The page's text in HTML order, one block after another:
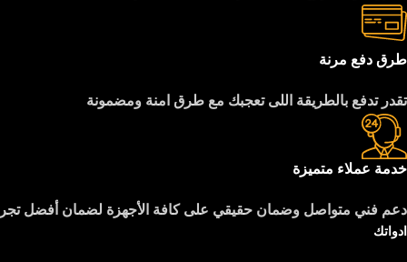
طرق دفع مرنة
تقدر تدفع بالطريقة اللى تعجبك مع طرق امنة ومضمونة
خدمة عملاء متميزة
دعم فني متواصل وضمان حقيقي على كافة الأجهزة لضمان أفضل
ادواتك